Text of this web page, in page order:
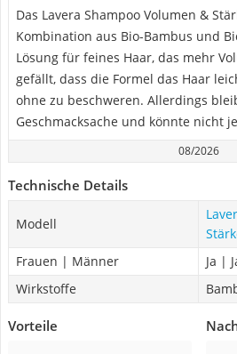
Das Lavera Shampoo Volumen &
Kombination aus Bio-Bambus und
Lösung für feines Haar, das mehr
gefällt, dass die Formel das Haar
ohne zu beschweren. Allerdings
Geschmacksache und könnte nicht
08/2026
Technische Details
Modell
Frauen | Männer
Ja |
Wirkstoffe
Vorteile